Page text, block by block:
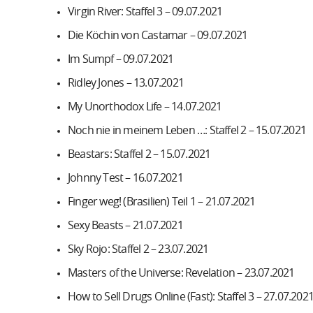
Virgin River: Staffel 3 – 09.07.2021
Die Köchin von Castamar – 09.07.2021
Im Sumpf – 09.07.2021
Ridley Jones – 13.07.2021
My Unorthodox Life – 14.07.2021
Noch nie in meinem Leben …: Staffel 2 – 15.07.2021
Beastars: Staffel 2 – 15.07.2021
Johnny Test – 16.07.2021
Finger weg! (Brasilien) Teil 1 – 21.07.2021
Sexy Beasts – 21.07.2021
Sky Rojo: Staffel 2 – 23.07.2021
Masters of the Universe: Revelation – 23.07.2021
How to Sell Drugs Online (Fast): Staffel 3 –